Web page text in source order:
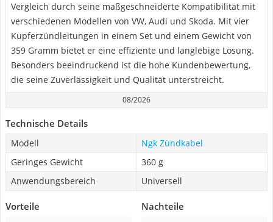
Vergleich durch seine maßgeschneiderte Kompatibilität mit
verschiedenen Modellen von VW, Audi und Skoda. Mit vier
Kupferzündleitungen in einem Set und einem Gewicht von
359 Gramm bietet er eine effiziente und langlebige Lösung.
Besonders beeindruckend ist die hohe Kundenbewertung,
die seine Zuverlässigkeit und Qualität unterstreicht.
08/2026
Technische Details
Modell
Ngk Zündkabel
Geringes Gewicht
360 g
Anwendungsbereich
Universell
Vorteile Nachteile